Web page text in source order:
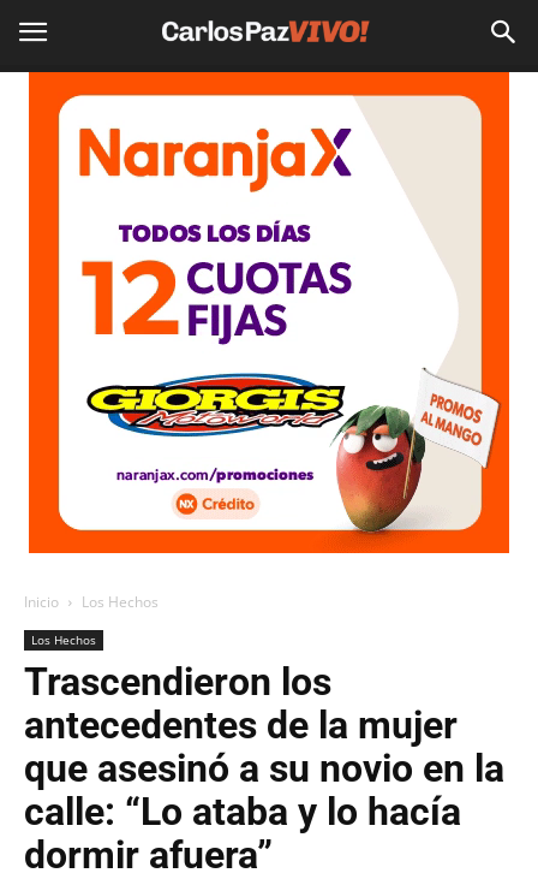
Inicio Los Hechos
Los Hechos
Trascendieron los
antecedentes de la mujer
que asesinó a su novio en la
calle: “Lo ataba y lo hacía
dormir afuera”